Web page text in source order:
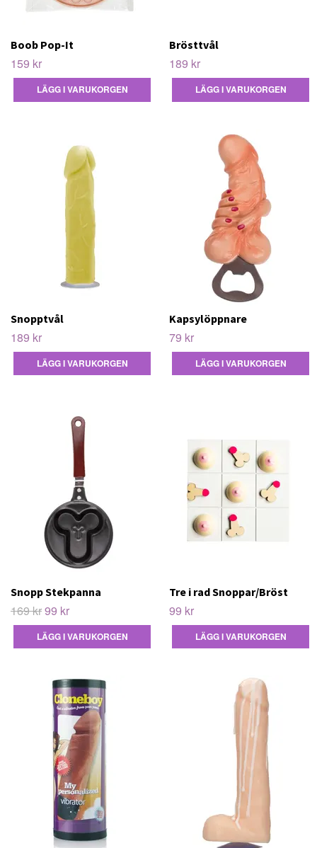
Boob Pop-It
159 kr
Brösttvål
189 kr
Snopptvål
189 kr
Kapsylöppnare
79 kr
Snopp Stekpanna
169 kr99 kr
Tre i rad Snoppar/Bröst
99 kr